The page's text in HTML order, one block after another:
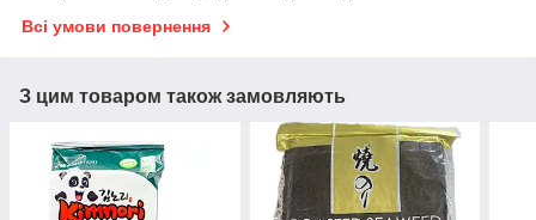
Всі умови повернення
З цим товаром також замовляють